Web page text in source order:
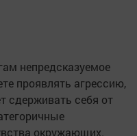
непредсказуемое
проявлять агрессию,
сдерживать себя от
окружающих.